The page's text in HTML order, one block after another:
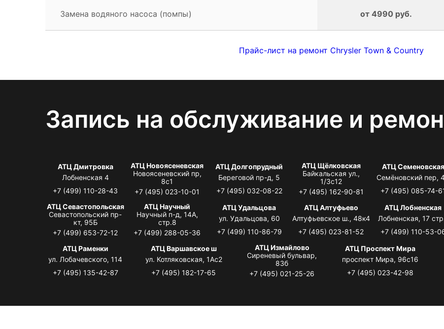
Замена водяного насоса (помпы) от 4990 руб.
Прайс-лист на ремонт Chrysler Town & Country
Запись на обслуживание и
АТЦ Дмитровка
Лобненская 4
+7 (499) 110-28-43
АТЦ Новоясеневская
Новоясеневский пр,
8с1
+7 (495) 023-10-01
АТЦ Долгопрудный
Береговой пр-д, 5
+7 (495) 032-08-22
АТЦ Щёлковская
Байкальская ул.,
1/3с12
+7 (495) 162-90-81
АТЦ Семеновская
Семёновский пер,
+7 (495) 085-74-
АТЦ Севастопольская
Севастопольский пр-
кт, 95Б
+7 (499) 653-72-12
АТЦ Научный
Научный п-д, 14А,
стр.8
+7 (499) 288-05-36
АТЦ Удальцова
ул. Удальцова, 60
+7 (499) 110-86-79
АТЦ Алтуфьево
Алтуфьевское ш., 48к4
+7 (495) 023-81-52
АТЦ Лобненская
Лобненская, 17
+7 (499) 110-53-
АТЦ Раменки
ул. Лобачевского, 114
+7 (495) 135-42-87
АТЦ Варшавское ш
ул. Котляковская, 1Ас2
+7 (495) 182-17-65
АТЦ Измайлово
Сиреневый бульвар,
83б
+7 (495) 021-25-26
АТЦ Проспект Мира
проспект Мира, 96с16
+7 (495) 023-42-98